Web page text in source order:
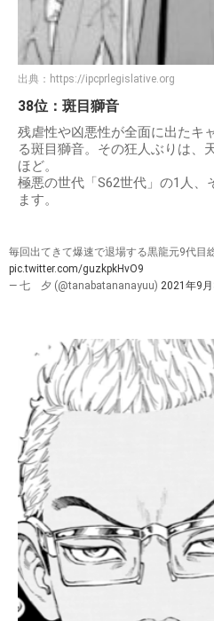
出典： https://ipcprlegislative.org
38位：斑目獅音
残虐性や凶悪性が全面に出たキ
る斑目獅音。その狂人ぶりは、
ほど。
極悪の世代「S62世代」の1人、
ます。
毎回出てきて爆速で退場する黒龍元9代目
pic.twitter.com/guzkpkHvO9
— 七 夕 (@tanabatananayuu) 2021年9月